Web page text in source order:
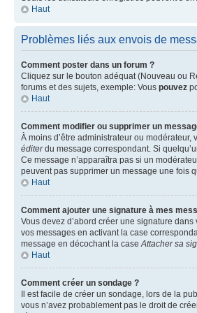
Haut
Problèmes liés aux envois de
Comment poster dans un forum ?
Cliquez sur le bouton adéquat (Nouveau ou
forums et des sujets, exemple: Vous pouvez
Haut
Comment modifier ou supprimer un
À moins d’être administrateur ou
éditerdu message correspondant. Si
Ce message n’apparaîtra pas si un
peuvent pas supprimer un message une fois
Haut
Comment ajouter une signature à mes
Vous devez d’abord créer une signature
vos messages en activant la case
message en décochant la caseAttacher sa
Haut
Comment créer un sondage ?
Il est facile de créer un sondage, lors de la
vous n’avez probablement pas le droit de